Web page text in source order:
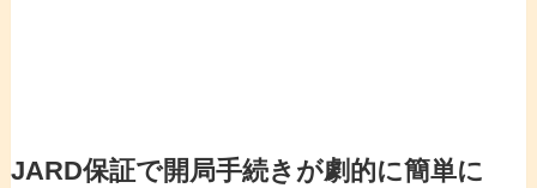
JARD保証で開局手続きが劇的に簡単に